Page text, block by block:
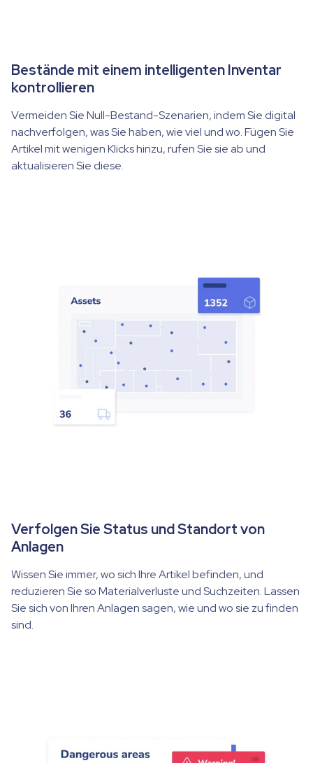
Bestände mit einem intelligenten Inventar
kontrollieren
Vermeiden Sie Null-Bestand-Szenarien, indem Sie digital
nachverfolgen, was Sie haben, wie viel und wo. Fügen Sie
Artikel mit wenigen Klicks hinzu, rufen Sie sie ab und
aktualisieren Sie diese.
Verfolgen Sie Status und Standort von
Anlagen
Wissen Sie immer, wo sich Ihre Artikel befinden, und
reduzieren Sie so Materialverluste und Suchzeiten. Lassen
Sie sich von Ihren Anlagen sagen, wie und wo sie zu finden
sind.